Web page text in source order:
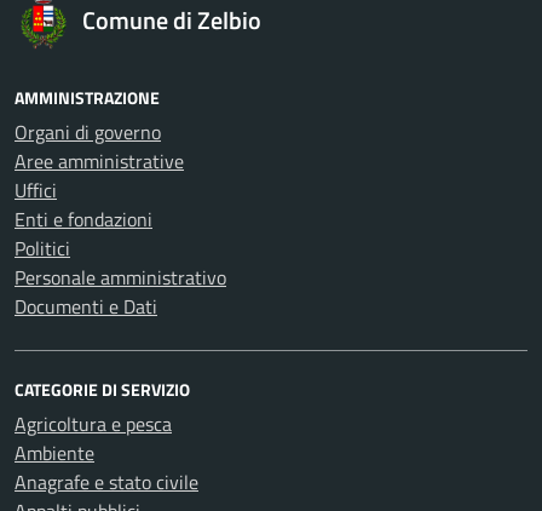
Comune di Zelbio
AMMINISTRAZIONE
Organi di governo
Aree amministrative
Uffici
Enti e fondazioni
Politici
Personale amministrativo
Documenti e Dati
CATEGORIE DI SERVIZIO
Agricoltura e pesca
Ambiente
Anagrafe e stato civile